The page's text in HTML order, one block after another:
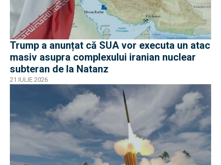
Trump a anunțat că SUA vor executa un atac
masiv asupra complexului iranian nuclear
subteran de la Natanz
21 IULIE 2026